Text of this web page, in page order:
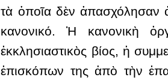
τὰ ὁποῖα δὲν ἀπασχόλησαν
κανονικό. Ἡ κανονικὴ
ἐκκλησιαστικὸς βίος, ἡ
ἐπισκόπων της ἀπὸ τὴν